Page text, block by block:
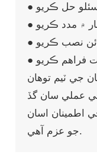
جي ٽيم توهان
عملي سان گڏ
اسان
جو عزم آهي.